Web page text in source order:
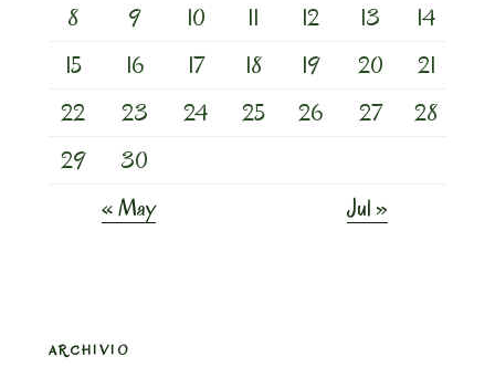
8
9 10 11 12 13
14
15
16 17 18 19 20
21
22
23 24 25 26 27
28
29
30
« May
Jul »
ARCHIVIO